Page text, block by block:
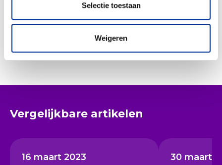
Selectie toestaan
Weigeren
Vergelijkbare artikelen
16 maart 2023 30 maart